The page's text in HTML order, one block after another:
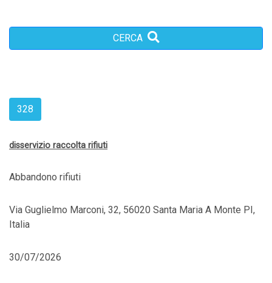
CERCA
328
disservizio raccolta rifiuti
Abbandono rifiuti
Via Guglielmo Marconi, 32, 56020 Santa Maria A Monte PI,
Italia
30/07/2026